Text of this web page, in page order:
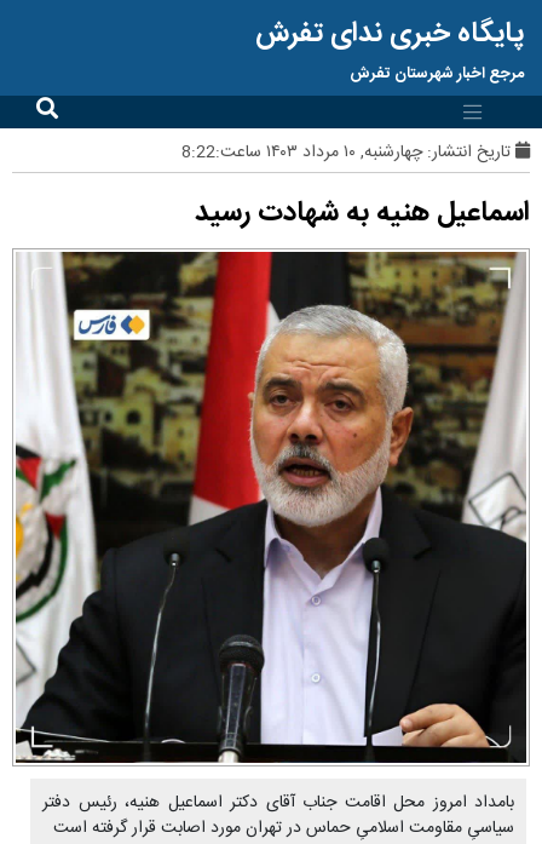
پایگاه خبری ندای تفرش
مرجع اخبار شهرستان تفرش
تاریخ انتشار:چهارشنبه, ۱۰ مرداد ۱۴۰۳ ساعت:8:22
اسماعیل هنیه به شهادت رسید
بامداد امروز محل اقامت جناب آقای دکتر اسماعیل هنیه، رئیس دفتر
سیاسیِ مقاومت اسلامیِ حماس در تهران مورد اصابت قرار گرفته است